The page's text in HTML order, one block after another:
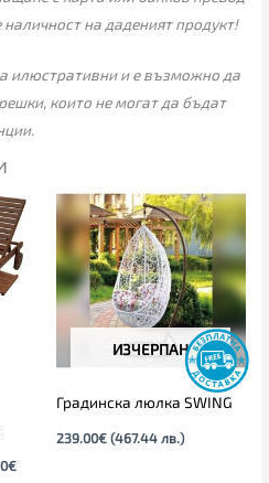
на даденият продукт!
илюстративни и е възможно да
които не могат да бъдат
€
ИЗЧЕРПАН
Градинска люлка SWING
239.00€ (467.44 лв.)